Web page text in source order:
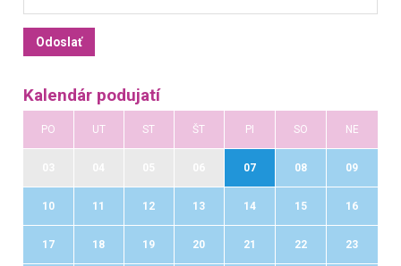
Kalendár podujatí
PO UT ST ŠT PI SO NE
07 08 09
10 11 12 13 14 15 16
17 18 19 20 21 22 23